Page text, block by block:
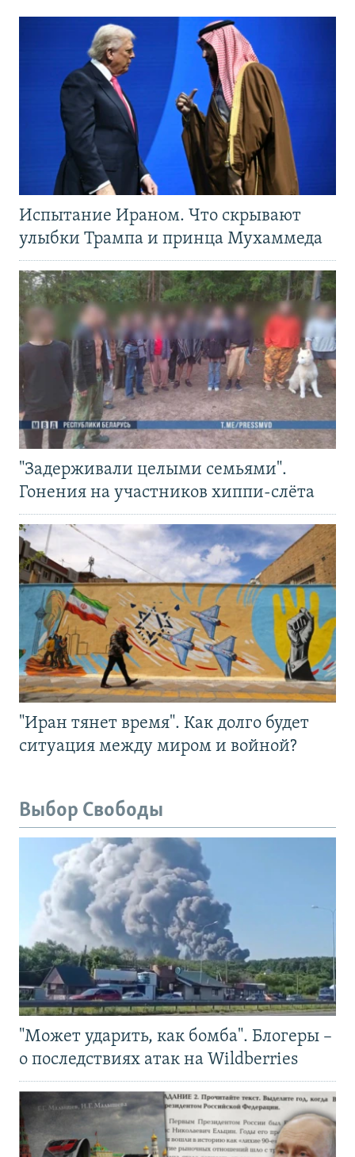
Испытание Ираном. Что скрывают
улыбки Трампа и принца Мухаммеда
"Задерживали целыми семьями".
Гонения на участников хиппи-слёта
"Иран тянет время". Как долго будет
ситуация между миром и войной?
Выбор Свободы
"Может ударить, как бомба". Блогеры –
о последствиях атак на Wildberries